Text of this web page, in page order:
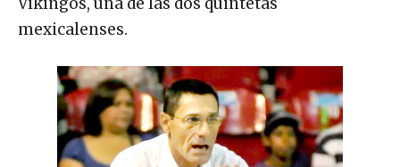
mexicalenses.